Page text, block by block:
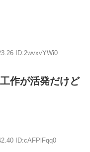
ID:2wvxvYWi0
作が活発だけど
ID:cAFPlFqq0